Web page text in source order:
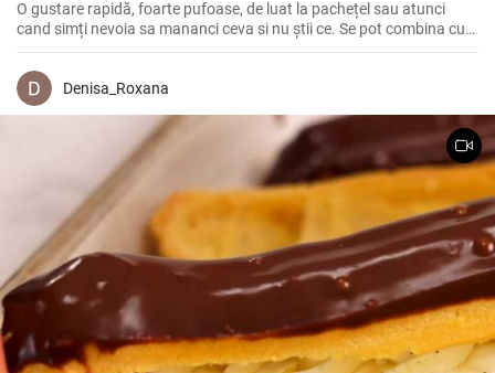
O gustare rapidă, foarte pufoase, de luat la pachețel sau atunci
cand simți nevoia sa mananci ceva si nu știi ce. Se pot combina cu
dulceață sau cu tot felul de creme tartinabile, in funcție de gustul
fiecăruia.
Denisa_Roxana